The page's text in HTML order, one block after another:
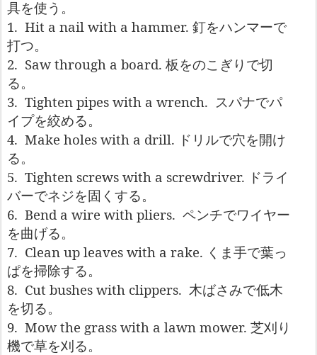
具を使う。
1. Hit a nail with a hammer. 釘をハンマーで
打つ。
2. Saw through a board. 板をのこぎりで切
る。
3. Tighten pipes with a wrench.
スパナでパ
イプを絞める。
4. Make holes with a drill.
ドリルで穴を開け
る。
5. Tighten screws with a screwdriver.
ドライ
バーでネジを固くする。
6. Bend a wire with pliers. ペンチでワイヤー
を曲げる。
7. Clean up leaves with a rake. くま手で葉っ
ぱを掃除する。
8. Cut bushes with clippers. 木ばさみで低木
を切る。
9. Mow the grass with a lawn mower. 芝刈り
機で草を刈る。